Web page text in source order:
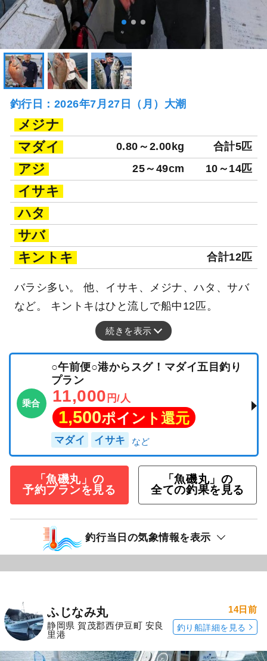
釣行日：2026年7月27日（月）大潮
メジナ
マダイ
0.80～2.00kg 合計5匹
アジ 25～49cm 10～14匹
イサキ
ハタ
サバ
キントキ
合計12匹
バラシ多い。 他、イサキ、メジナ、ハタ、サバ
など。 キントキはひと流しで船中12匹。
続きを表示
乗合
○午前便○港からスグ！マダイ五目釣り
プラン
11,000 円/人
1,500ポイント還元
マダイ イサキ
「魚磯丸」の
予約プランを見る
「魚磯丸」の
全ての釣果を見る
釣行当日の気象情報を表示
ふじなみ丸
静岡県 賀茂郡西伊豆町 安良
里港
14日前
釣り船詳細を見る